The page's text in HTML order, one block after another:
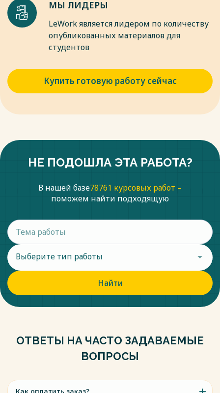
МЫ ЛИДЕРЫ
LeWork является лидером по количеству
опубликованных материалов для
студентов
Купить готовую работу сейчас
НЕ ПОДОШЛА ЭТА РАБОТА?
В нашей базе78761 курсовых работ –
поможем найти подходящую
Выберите тип работы
Найти
ОТВЕТЫ НА ЧАСТО ЗАДАВАЕМЫЕ
ВОПРОСЫ